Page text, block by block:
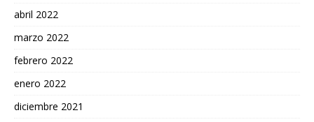
abril 2022
marzo 2022
febrero 2022
enero 2022
diciembre 2021